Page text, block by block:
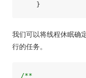
我们可以将线程休眠确
行的任务。
/**